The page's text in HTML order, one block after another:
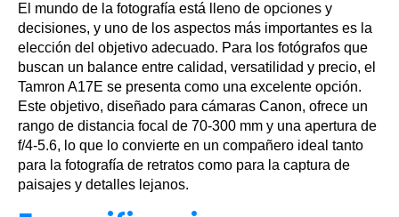
El mundo de la fotografía está lleno de opciones y
decisiones, y uno de los aspectos más importantes es la
elección del objetivo adecuado. Para los fotógrafos que
buscan un balance entre calidad, versatilidad y precio, el
Tamron A17E se presenta como una excelente opción.
Este objetivo, diseñado para cámaras Canon, ofrece un
rango de distancia focal de 70-300 mm y una apertura de
f/4-5.6, lo que lo convierte en un compañero ideal tanto
para la fotografía de retratos como para la captura de
paisajes y detalles lejanos.